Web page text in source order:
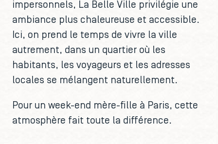
impersonnels, La Belle Ville privilégie une
ambiance plus chaleureuse et accessible.
Ici, on prend le temps de vivre la ville
autrement, dans un quartier où les
habitants, les voyageurs et les adresses
locales se mélangent naturellement.
Pour un week-end mère-fille à Paris, cette
atmosphère fait toute la différence.